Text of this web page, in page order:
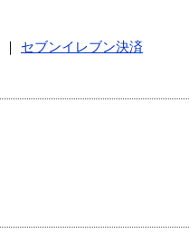
セブンイレブン決済